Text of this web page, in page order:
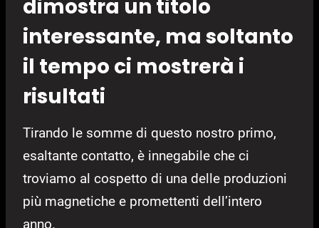
dimostra un titolo
interessante, ma soltanto
il tempo ci mostrerà i
risultati
Tirando le somme di questo nostro primo,
esaltante contatto, è innegabile che ci
troviamo al cospetto di una delle produzioni
più magnetiche e promettenti dell’intero
anno.